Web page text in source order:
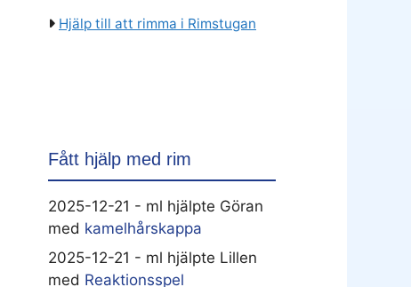
Hjälp till att rimma i Rimstugan
Fått hjälp med rim
2025-12-21 - ml hjälpte Göran
med kamelhårskappa
2025-12-21 - ml hjälpte Lillen
med Reaktionsspel